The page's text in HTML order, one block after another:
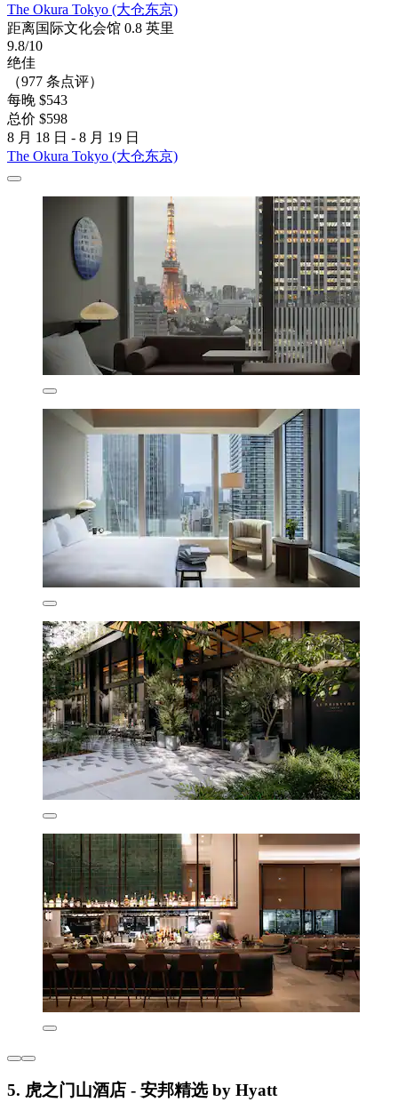
The Okura Tokyo (大仓东京)
距离国际文化会馆 0.8 英里
9.8/10
绝佳
（977 条点评）
每晚 $543
总价 $598
8 月 18 日 - 8 月 19 日
The Okura Tokyo (大仓东京)
5. 虎之门山酒店 - 安邦精选 by Hyatt